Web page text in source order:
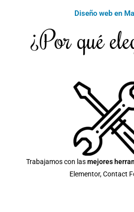
Diseño web en
¿Por qué
Trabajamos con lasmejores
Elementor, Contact